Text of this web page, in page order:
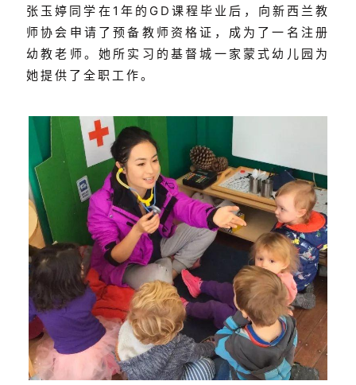
张玉婷同学在1年的GD课程毕业后，向新西兰教
师协会申请了预备教师资格证，成为了一名注册
幼教老师。她所实习的基督城一家蒙式幼儿园为
她提供了全职工作。